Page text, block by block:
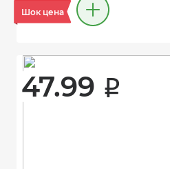
Шок цена
47.99 i